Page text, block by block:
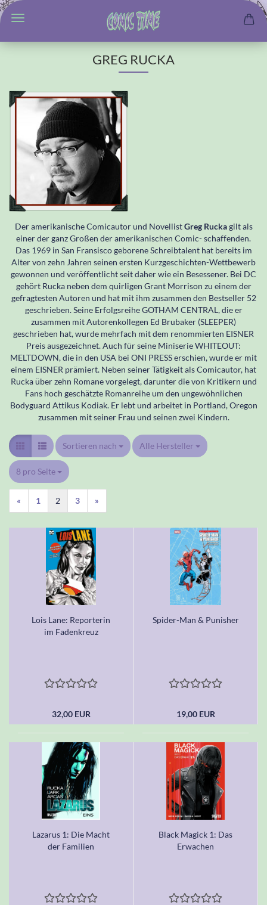
GREG RUCKA
Der amerikanische Comicautor und NovellistGreg Ruckagilt als
einer der ganz Großen der amerikanischen Comic- schaffenden.
Das 1969 in San Fransisco geborene Schreibtalent hat bereits im
Alter von zehn Jahren seinen ersten Kurzgeschichten-Wettbewerb
gewonnen und veröffentlicht seit daher wie ein Besessener. Bei DC
gehört Rucka neben dem quirligen Grant Morrison zu einem der
gefragtesten Autoren und hat mit ihm zusammen den Bestseller 52
geschrieben. Seine Erfolgsreihe GOTHAM CENTRAL, die er
zusammen mit Autorenkollegen Ed Brubaker (SLEEPER)
geschrieben hat, wurde mehrfach mit dem renommierten EISNER
Preis ausgezeichnet. Auch für seine Miniserie WHITEOUT:
MELTDOWN, die in den USA bei ONI PRESS erschien, wurde er mit
einem EISNER prämiert. Neben seiner Tätigkeit als Comicautor, hat
Rucka über zehn Romane vorgelegt, darunter die von Kritikern und
Fans hoch geschätzte Romanreihe um den ungewöhnlichen
Bodyguard Attikus Kodiak. Er lebt und arbeitet in Portland, Oregon
zusammen mit seiner Frau und seinen zwei Kindern.
Sortieren nach
Sortieren nach Alle Hersteller
pro Seite
8 pro Seite
pro Seite
« 1 2 3 »
Lois Lane: Reporterin
im Fadenkreuz
32,00 EUR
Spider-Man & Punisher
19,00 EUR
Lazarus 1: Die Macht
der Familien
Black Magick 1: Das
Erwachen